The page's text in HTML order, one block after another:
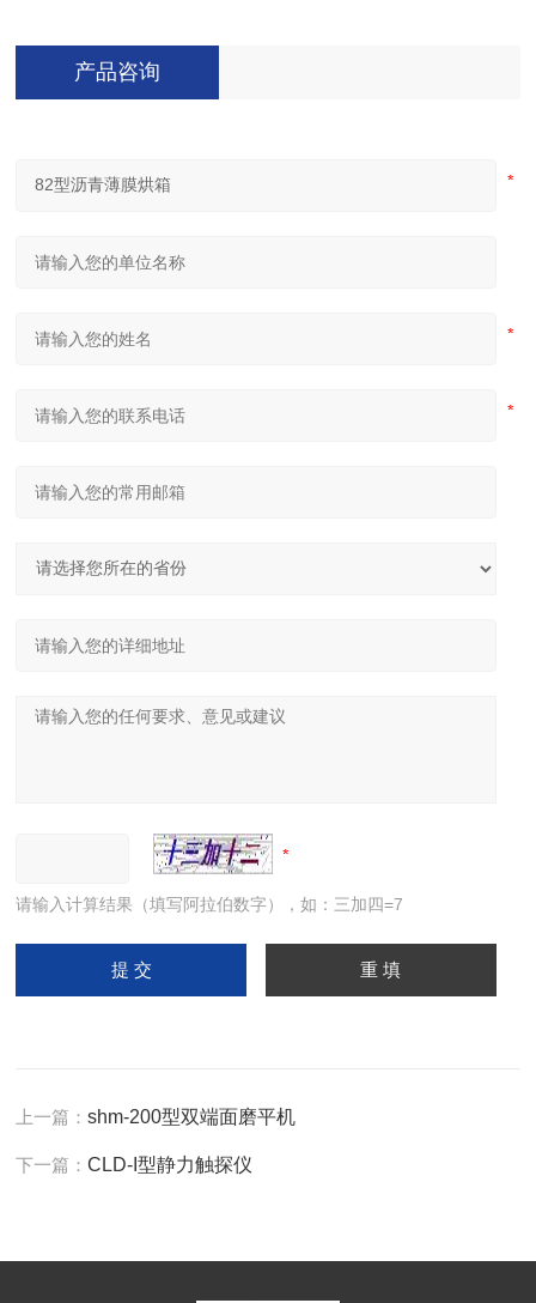
产品咨询
请输入计算结果（填写阿拉伯数字），如：三加四=7
上一篇：shm-200型双端面磨平机
下一篇：CLD-I型静力触探仪